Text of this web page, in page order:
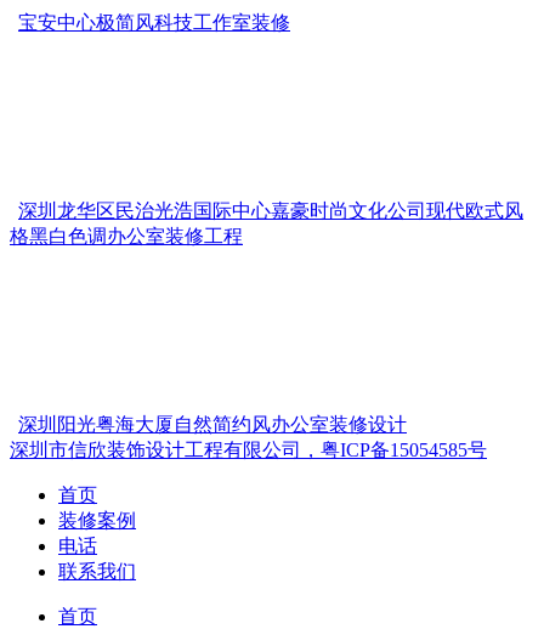
宝安中心极简风科技工作室装修
深圳龙华区民治光浩国际中心嘉豪时尚文化公司现代欧式风
格黑白色调办公室装修工程
深圳阳光粤海大厦自然简约风办公室装修设计
深圳市信欣装饰设计工程有限公司，粤ICP备15054585号
首页
装修案例
电话
联系我们
首页